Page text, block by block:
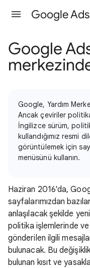
Google
Google, Yardım
Ancak çeviriler
İngilizce sürüm,
kullandığımız resmi
görüntülemek için
menüsünü kullanın.
Haziran 2016'da,
sayfalarımızdan
anlaşılacak şekilde
politika işlemlerinde
gönderilen ilgili
bulunacak. Bu
bulunan kısıt ve